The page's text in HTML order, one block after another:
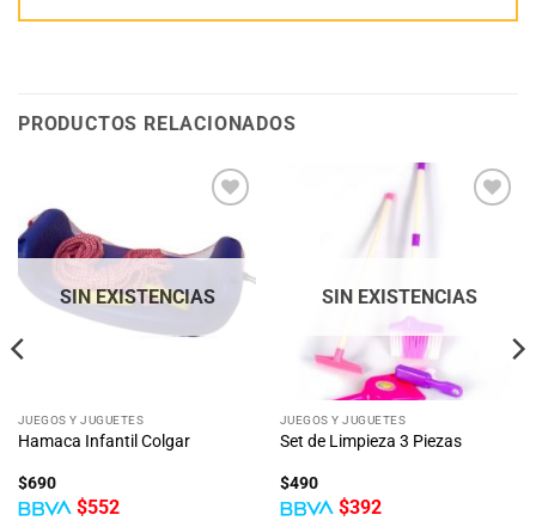
PRODUCTOS RELACIONADOS
a la
lista
deseos
SIN EXISTENCIAS
JUEGOS Y JUGUETES
Hamaca Infantil Colgar
$690
$552
deseos
SIN EXISTENCIAS
JUEGOS Y JUGUETES
Set de Limpieza 3 Piezas
$490
$392